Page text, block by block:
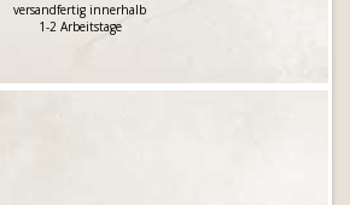
versandfertig innerhalb
1-2 Arbeitstage